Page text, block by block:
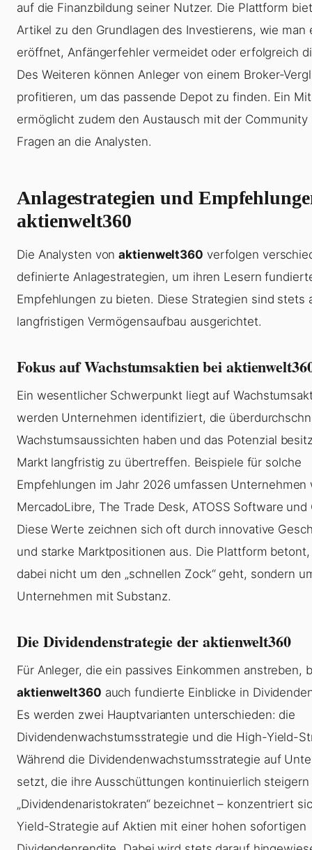
auf die Finanzbildung seiner Nutzer. Die Plattform
Artikel zu den Grundlagen des Investierens, wie man
eröffnet, Anfängerfehler vermeidet oder erfolgreich
Des Weiteren können Anleger von einem Broker-
profitieren, um das passende Depot zu finden. Ein
ermöglicht zudem den Austausch mit der
Fragen an die Analysten.
Anlagestrategien und
aktienwelt360
Die Analysten vonaktienwelt360 verfolgen
definierte Anlagestrategien, um ihren Lesern
Empfehlungen zu bieten. Diese Strategien sind stets
langfristigen Vermögensaufbau ausgerichtet.
Fokus auf Wachstumsaktien bei
Ein wesentlicher Schwerpunkt liegt auf
werden Unternehmen identifiziert, die
Wachstumsaussichten haben und das Potenzial
Markt langfristig zu übertreffen. Beispiele für solche
Empfehlungen im Jahr 2026 umfassen Unternehmen
MercadoLibre, The Trade Desk, ATOSS Software und
Diese Werte zeichnen sich oft durch innovative
und starke Marktpositionen aus. Die Plattform
dabei nicht um den „schnellen Zock“ geht, sondern
Unternehmen mit Substanz.
Die Dividendenstrategie der aktienwelt360
Für Anleger, die ein passives Einkommen anstreben,
aktienwelt360 auch fundierte Einblicke in
Es werden zwei Hauptvarianten unterschieden: die
Dividendenwachstumsstrategie und die High-Yield-
Während die Dividendenwachstumsstrategie auf
setzt, die ihre Ausschüttungen kontinuierlich steigern
„Dividendenaristokraten“ bezeichnet – konzentriert
Yield-Strategie auf Aktien mit einer hohen sofortigen